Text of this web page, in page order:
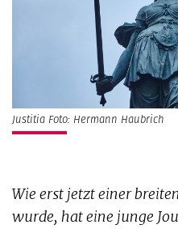
Justitia Foto: Hermann Haubrich
Wie erst jetzt einer
wurde, hat eine junge